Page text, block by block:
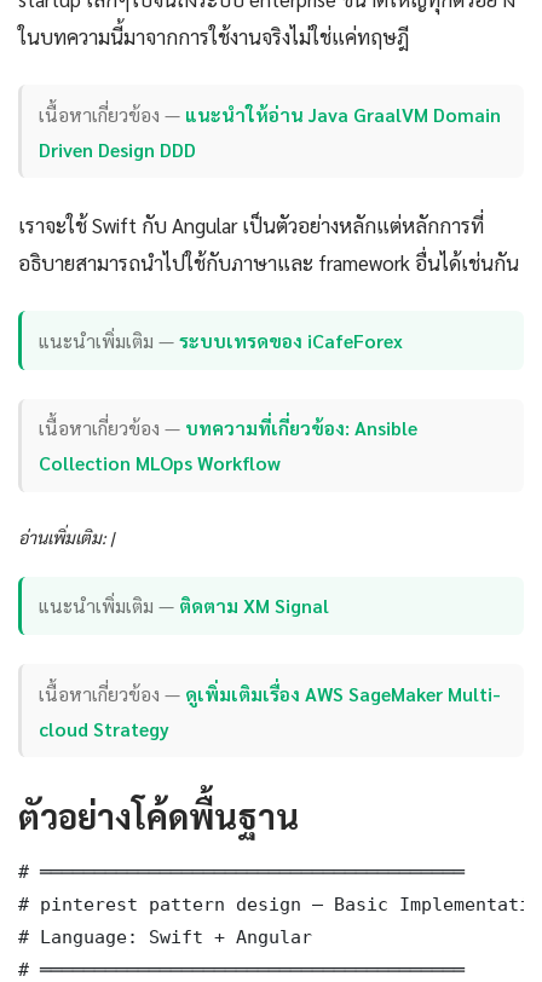
ในบทความนี้มาจากการใช้งานจริงไม่ใช่แค่ทฤษฎี
เนื้อหาเกี่ยวข้อง — แนะนำให้อ่าน Java GraalVM Domain
Driven Design DDD
เราจะใช้ Swift กับ Angular เป็นตัวอย่างหลักแต่หลักการที่
อธิบายสามารถนำไปใช้กับภาษาและ framework อื่นได้เช่นกัน
แนะนำเพิ่มเติม —ระบบเทรดของ iCafeForex
เนื้อหาเกี่ยวข้อง — บทความที่เกี่ยวข้อง: Ansible
Collection MLOps Workflow
อ่านเพิ่มเติม: |
แนะนำเพิ่มเติม — ติดตาม XM Signal
เนื้อหาเกี่ยวข้อง — ดูเพิ่มเติมเรื่อง AWS SageMaker Multi-
cloud Strategy
ตัวอย่างโค้ดพื้นฐาน
# ═══════════════════════════════════════
# pinterest pattern design — Basic
# Language: Swift + Angular
# ═══════════════════════════════════════